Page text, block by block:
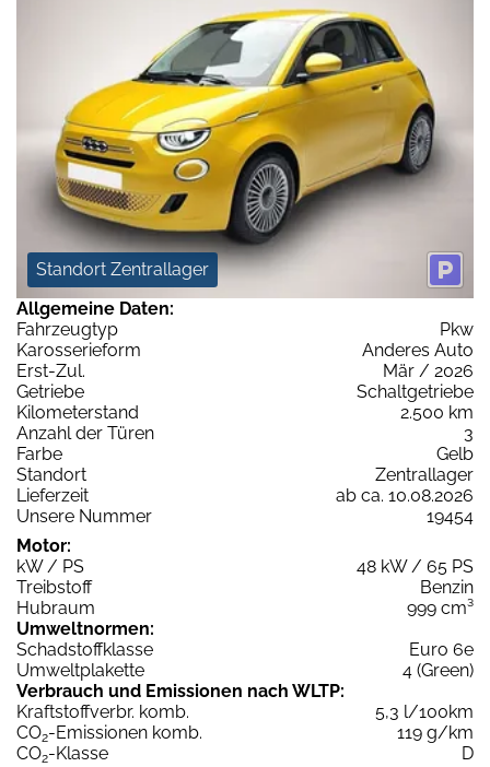
Standort Zentrallager
Allgemeine Daten:
Fahrzeugtyp
Pkw
Karosserieform
Anderes Auto
Erst-Zul.
Mär / 2026
Getriebe
Schaltgetriebe
Kilometerstand
2.500 km
Anzahl der Türen
3
Farbe
Gelb
Standort
Zentrallager
Lieferzeit
ab ca. 10.08.2026
Unsere Nummer
19454
Motor:
kW / PS
48 kW / 65 PS
Treibstoff
Benzin
Hubraum
999 cm³
Umweltnormen:
Schadstoffklasse
Euro 6e
Umweltplakette
4 (Green)
Verbrauch und Emissionen nach WLTP:
Kraftstoffverbr. komb.
5,3 l/100km
CO2-Emissionen komb.
119 g/km
CO2-Klasse
D